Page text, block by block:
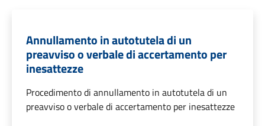
Annullamento in autotutela di un
preavviso o verbale di accertamento per
inesattezze
Procedimento di annullamento in autotutela di un
preavviso o verbale di accertamento per inesattezze